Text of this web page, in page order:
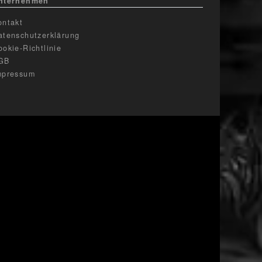
Richtlinie